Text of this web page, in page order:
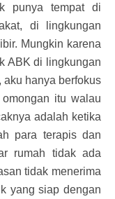
punya tempat di
di lingkungan
Mungkin karena
ABK di lingkungan
aku hanya berfokus
itu walau
adalah ketika
para terapis dan
rumah tidak ada
tidak menerima
yang siap dengan